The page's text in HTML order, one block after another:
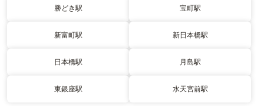
勝どき駅 宝町駅
新富町駅 新日本橋駅
日本橋駅 月島駅
東銀座駅 水天宮前駅